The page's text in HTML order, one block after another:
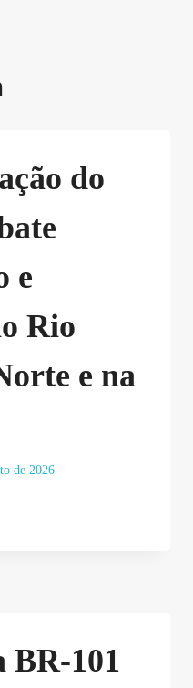
do
e
Rio
e na
de 2026
BR-101